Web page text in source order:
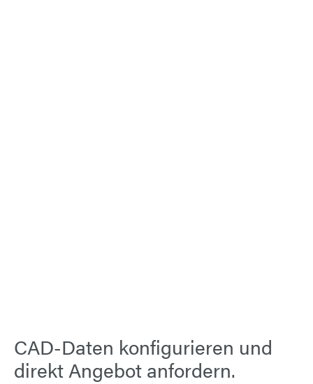
CAD-Daten konfigurieren und
direkt Angebot anfordern.